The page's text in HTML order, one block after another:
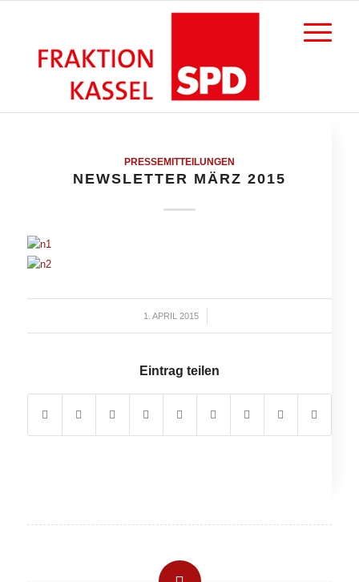
PRESSEMITTEILUNGEN
NEWSLETTER MÄRZ 2015
1. APRIL 2015
/
Eintrag teilen